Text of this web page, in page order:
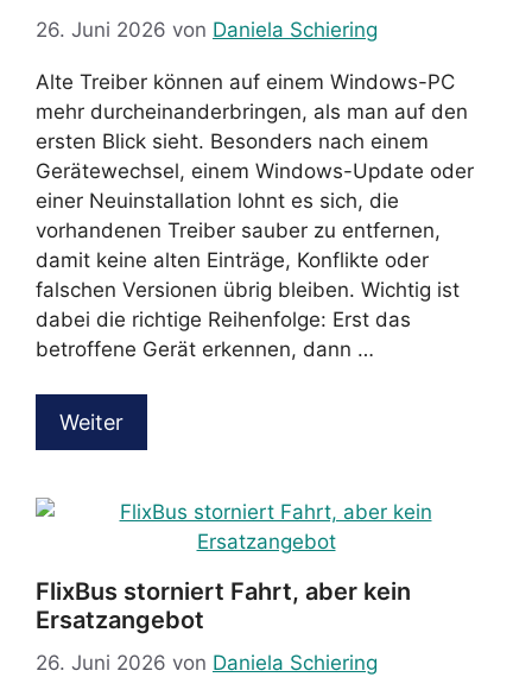
26. Juni 2026 von Daniela Schiering
Alte Treiber können auf einem Windows-PC
mehr durcheinanderbringen, als man auf den
ersten Blick sieht. Besonders nach einem
Gerätewechsel, einem Windows-Update oder
einer Neuinstallation lohnt es sich, die
vorhandenen Treiber sauber zu entfernen,
damit keine alten Einträge, Konflikte oder
falschen Versionen übrig bleiben. Wichtig ist
dabei die richtige Reihenfolge: Erst das
betroffene Gerät erkennen, dann …
Weiter
FlixBus storniert Fahrt, aber kein
Ersatzangebot
26. Juni 2026 von Daniela Schiering